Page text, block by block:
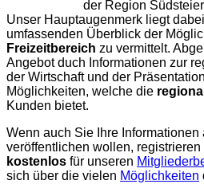
der Region
Unser Hauptaugenmerk liegt
umfassenden Überblick der
Freizeitbereich zu vermittelt.
Angebot duch Informationen zur
der Wirtschaft und der
Möglichkeiten, welche die
Kunden bietet.
Wenn auch Sie Ihre Informationen
veröffentlichen wollen,
kostenlos für unseren
sich über die vielen Möglichkeiten